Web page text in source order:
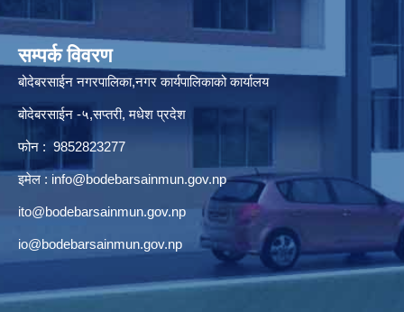
सम्पर्क विवरण
बोदेबरसाईन नगरपालिका,नगर कार्यपालिकाको कार्यालय
बोदेबरसाईन -५,सप्तरी, मधेश प्रदेश
फोन : 9852823277
इमेल : info@bodebarsainmun.gov.np
ito@bodebarsainmun.gov.np
io@bodebarsainmun.gov.np